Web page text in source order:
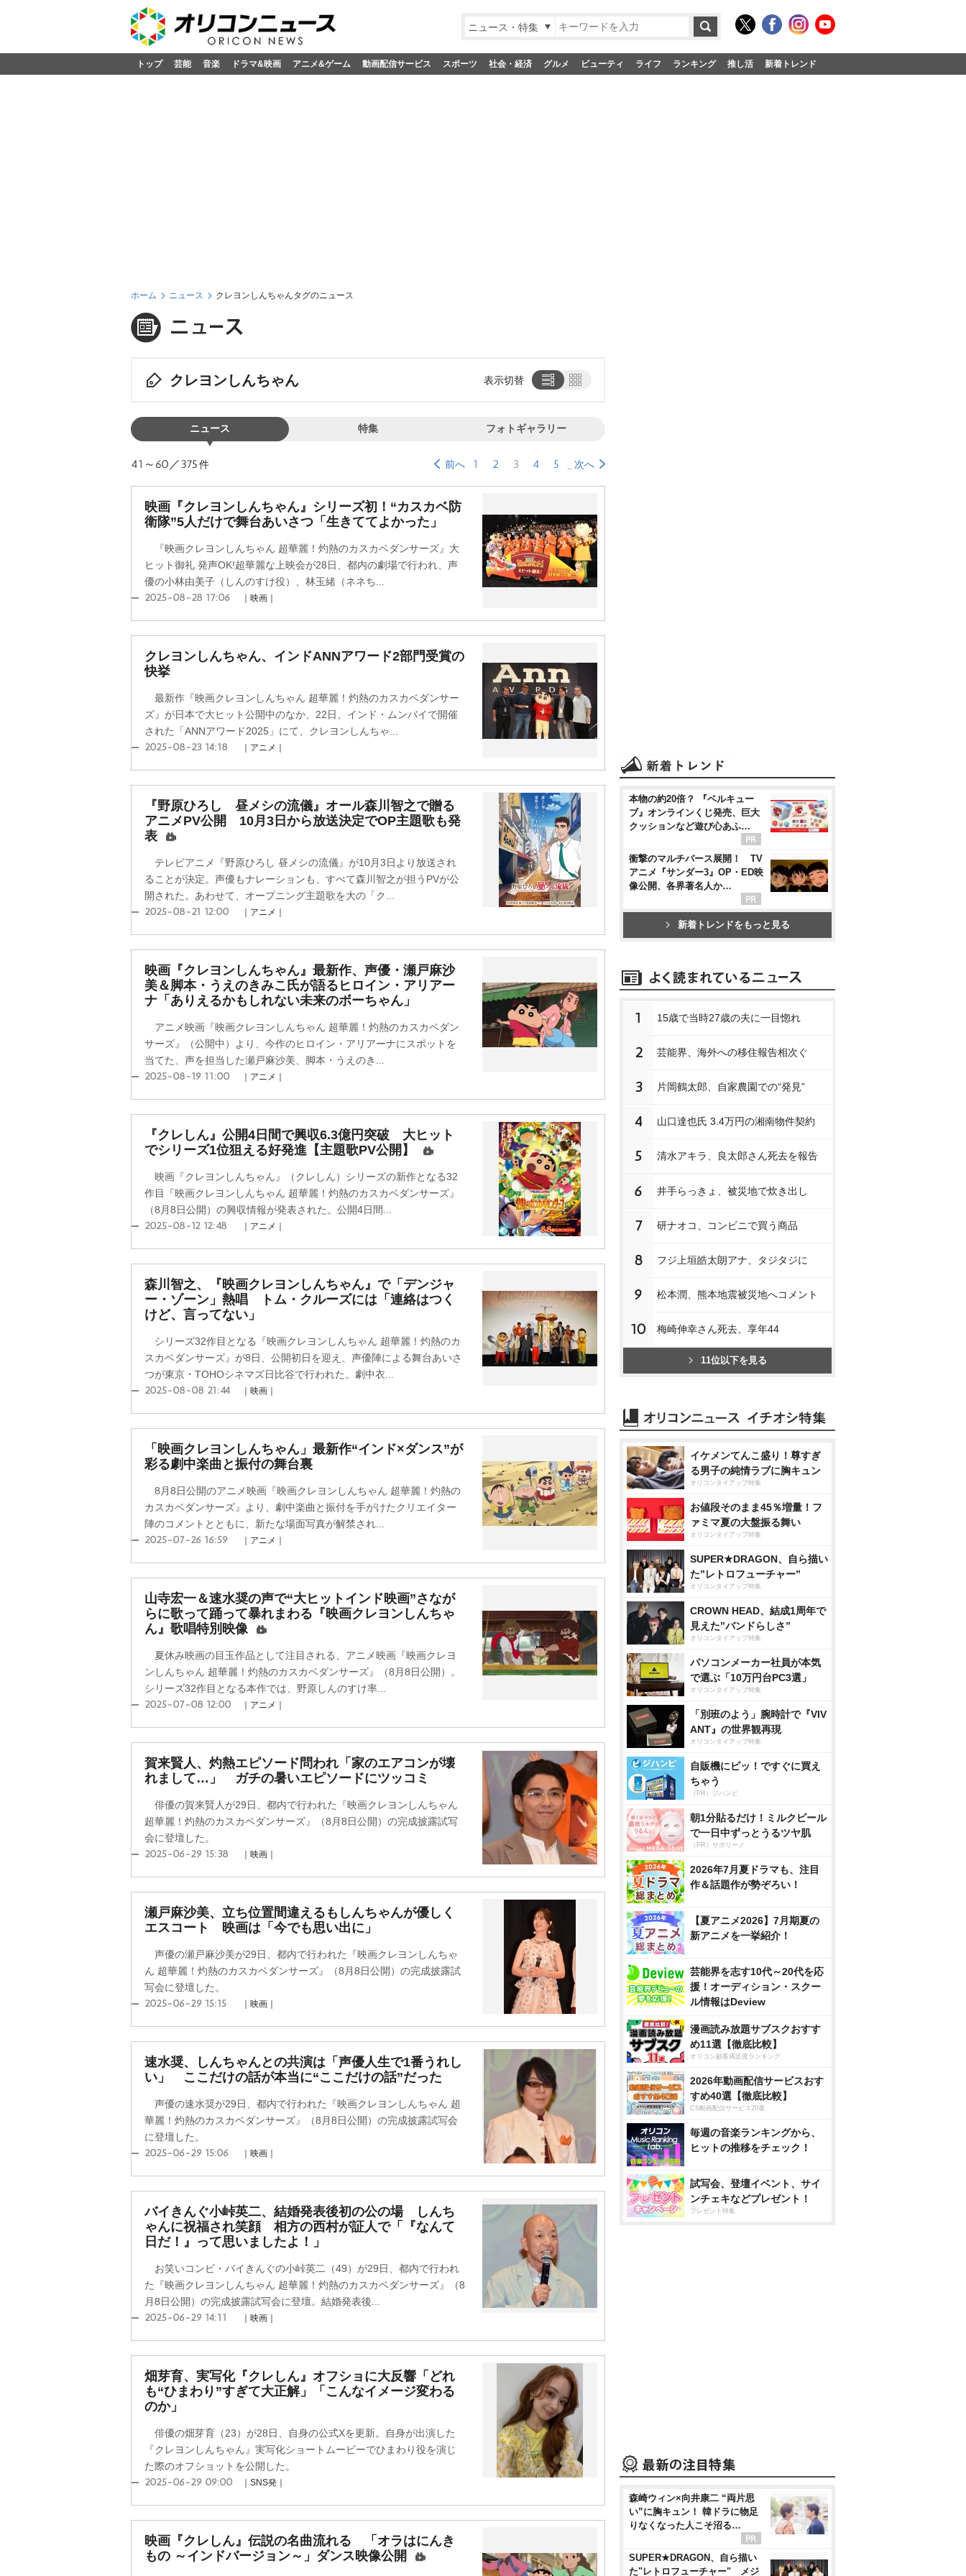
ニュース・特集
トップ 芸能 音楽 ドラマ&映画 アニメ&ゲーム 動画配信サービス スポーツ 社会・経済 グルメ ビューティ ライフ ランキング 推し活 新着トレンド
ホーム ニュース クレヨンしんちゃんタグのニュース
クレヨンしんちゃん 表示切替
ニュース 特集 フォトギャラリー
41～60／375件 前へ 1 2 3 4 5 次へ
映画『クレヨンしんちゃん』シリーズ初！“カスカベ防
衛隊”5人だけで舞台あいさつ「生きててよかった」
『映画クレヨンしんちゃん 超華麗！灼熱のカスカベダンサーズ』大
ヒット御礼 発声OK!超華麗な上映会が28日、都内の劇場で行われ、声
優の小林由美子（しんのすけ役）、林玉緒（ネネち...
2025-08-28 17:06 ｜映画｜
クレヨンしんちゃん、インドANNアワード2部門受賞の
快挙
最新作『映画クレヨンしんちゃん 超華麗！灼熱のカスカベダンサー
ズ』が日本で大ヒット公開中のなか、22日、インド・ムンバイで開催
された「ANNアワード2025」にて、クレヨンしんちゃ...
2025-08-23 14:18 ｜アニメ｜
『野原ひろし 昼メシの流儀』オール森川智之で贈る
アニメPV公開 10月3日から放送決定でOP主題歌も発
表
テレビアニメ『野原ひろし 昼メシの流儀』が10月3日より放送され
ることが決定。声優もナレーションも、すべて森川智之が担うPVが公
開された。あわせて、オープニング主題歌を大の「ク...
2025-08-21 12:00 ｜アニメ｜
映画『クレヨンしんちゃん』最新作、声優・瀬戸麻沙
美＆脚本・うえのきみこ氏が語るヒロイン・アリアー
ナ「ありえるかもしれない未来のボーちゃん」
アニメ映画『映画クレヨンしんちゃん 超華麗！灼熱のカスカベダン
サーズ』（公開中）より、今作のヒロイン・アリアーナにスポットを
当てた、声を担当した瀬戸麻沙美、脚本・うえのき...
2025-08-19 11:00 ｜アニメ｜
『クレしん』公開4日間で興収6.3億円突破 大ヒット
でシリーズ1位狙える好発進【主題歌PV公開】
映画『クレヨンしんちゃん』（クレしん）シリーズの新作となる32
作目『映画クレヨンしんちゃん 超華麗！灼熱のカスカベダンサーズ』
（8月8日公開）の興収情報が発表された。公開4日間...
2025-08-12 12:48 ｜アニメ｜
森川智之、『映画クレヨンしんちゃん』で「デンジャ
ー・ゾーン」熱唱 トム・クルーズには「連絡はつく
けど、言ってない」
シリーズ32作目となる『映画クレヨンしんちゃん 超華麗！灼熱のカ
スカベダンサーズ』が8日、公開初日を迎え、声優陣による舞台あいさ
つが東京・TOHOシネマズ日比谷で行われた。劇中衣...
2025-08-08 21:44 ｜映画｜
「映画クレヨンしんちゃん」最新作“インド×ダンス”が
彩る劇中楽曲と振付の舞台裏
8月8日公開のアニメ映画『映画クレヨンしんちゃん 超華麗！灼熱の
カスカベダンサーズ』より、劇中楽曲と振付を手がけたクリエイター
陣のコメントとともに、新たな場面写真が解禁され...
2025-07-26 16:59 ｜アニメ｜
山寺宏一＆速水奨の声で“大ヒットインド映画”さなが
らに歌って踊って暴れまわる『映画クレヨンしんちゃ
ん』歌唱特別映像
夏休み映画の目玉作品として注目される、アニメ映画『映画クレヨ
ンしんちゃん 超華麗！灼熱のカスカベダンサーズ』（8月8日公開）。
シリーズ32作目となる本作では、野原しんのすけ率...
2025-07-08 12:00 ｜アニメ｜
賀来賢人、灼熱エピソード問われ「家のエアコンが壊
れまして…」 ガチの暑いエピソードにツッコミ
俳優の賀来賢人が29日、都内で行われた『映画クレヨンしんちゃん
超華麗！灼熱のカスカベダンサーズ』（8月8日公開）の完成披露試写
会に登壇した。
2025-06-29 15:38 ｜映画｜
瀬戸麻沙美、立ち位置間違えるもしんちゃんが優しく
エスコート 映画は「今でも思い出に」
声優の瀬戸麻沙美が29日、都内で行われた『映画クレヨンしんちゃ
ん 超華麗！灼熱のカスカベダンサーズ』（8月8日公開）の完成披露試
写会に登壇した。
2025-06-29 15:15 ｜映画｜
速水奨、しんちゃんとの共演は「声優人生で1番うれし
い」 ここだけの話が本当に“ここだけの話”だった
声優の速水奨が29日、都内で行われた『映画クレヨンしんちゃん 超
華麗！灼熱のカスカベダンサーズ』（8月8日公開）の完成披露試写会
に登壇した。
2025-06-29 15:06 ｜映画｜
バイきんぐ小峠英二、結婚発表後初の公の場 しんち
ゃんに祝福され笑顔 相方の西村が証人で「『なんて
日だ！』って思いましたよ！」
お笑いコンビ・バイきんぐの小峠英二（49）が29日、都内で行われ
た『映画クレヨンしんちゃん 超華麗！灼熱のカスカベダンサーズ』（8
月8日公開）の完成披露試写会に登壇。結婚発表後...
2025-06-29 14:11 ｜映画｜
畑芽育、実写化『クレしん』オフショに大反響「どれ
も“ひまわり”すぎて大正解」「こんなイメージ変わる
のか」
俳優の畑芽育（23）が28日、自身の公式Xを更新。自身が出演した
『クレヨンしんちゃん』実写化ショートムービーでひまわり役を演じ
た際のオフショットを公開した。
2025-06-29 09:00 ｜SNS発｜
映画『クレしん』伝説の名曲流れる 「オラはにんき
もの ～インドバージョン～」ダンス映像公開
本物の約20倍？ 『ベルキュー
ブ』オンラインくじ発売、巨大
クッションなど遊び心あふ…
衝撃のマルチバース展開！ TV
アニメ『サンダー3』OP・ED映
像公開、各界著名人か…
新着トレンドをもっと見る
1 15歳で当時27歳の夫に一目惚れ
2 芸能界、海外への移住報告相次ぐ
3 片岡鶴太郎、自家農園での“発見”
4 山口達也氏 3.4万円の湘南物件契約
5 清水アキラ、良太郎さん死去を報告
6 井手らっきょ、被災地で炊き出し
7 研ナオコ、コンビニで買う商品
8 フジ上垣皓太朗アナ、タジタジに
9 松本潤、熊本地震被災地へコメント
10 梅崎伸幸さん死去、享年44
11位以下を見る
イケメンてんこ盛り！尊すぎ
る男子の純情ラブに胸キュン
オリコンタイアップ特集
お値段そのまま45％増量！フ
ァミマ夏の大盤振る舞い
オリコンタイアップ特集
SUPER★DRAGON、自ら描い
た”レトロフューチャー”
オリコンタイアップ特集
CROWN HEAD、結成1周年で
見えた”バンドらしさ”
オリコンタイアップ特集
パソコンメーカー社員が本気
で選ぶ「10万円台PC3選」
オリコンタイアップ特集
「別班のよう」腕時計で『VIV
ANT』の世界観再現
オリコンタイアップ特集
自販機にピッ！ですぐに買え
ちゃう
（PR）ジハンピ
朝1分貼るだけ！ミルクピール
で一日中ずっとうるツヤ肌
（PR）サボリーノ
2026年7月夏ドラマも、注目
作＆話題作が勢ぞろい！
【夏アニメ2026】7月期夏の
新アニメを一挙紹介！
芸能界を志す10代～20代を応
援！オーディション・スクー
ル情報はDeview
漫画読み放題サブスクおすす
め11選【徹底比較】
オリコン顧客満足度ランキング
2026年動画配信サービスおす
すめ40選【徹底比較】
CS動画配信サービス20選
毎週の音楽ランキングから、
ヒットの推移をチェック！
試写会、登壇イベント、サイ
ンチェキなどプレゼント！
プレゼント特集
森崎ウィン×向井康二 “両片思
い”に胸キュン！ 韓ドラに物足
りなくなった人こそ沼る…
SUPER★DRAGON、自ら描い
た"レトロフューチャー" メジ